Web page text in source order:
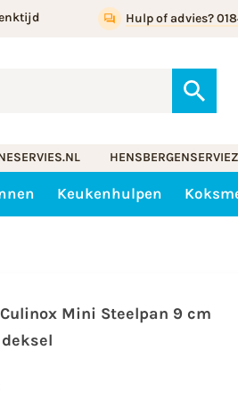
Hulp of advies?
Keukenhulpen
Mini Steelpan 9 cm